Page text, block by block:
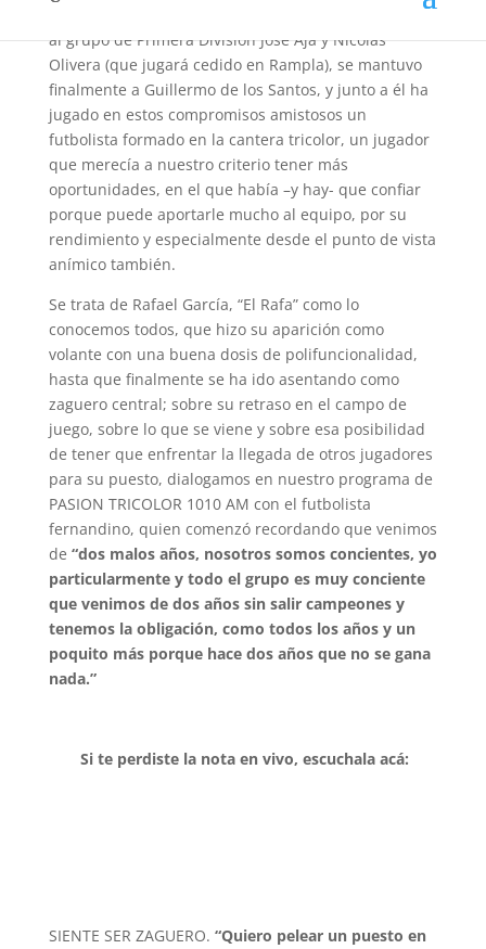
al grupo de Primera División José Aja y Nicolás
Olivera (que jugará cedido en Rampla), se mantuvo
finalmente a Guillermo de los Santos, y junto a él ha
jugado en estos compromisos amistosos un
futbolista formado en la cantera tricolor, un jugador
que merecía a nuestro criterio tener más
oportunidades, en el que había –y hay- que confiar
porque puede aportarle mucho al equipo, por su
rendimiento y especialmente desde el punto de vista
anímico también.
Se trata de Rafael García, “El Rafa” como lo
conocemos todos, que hizo su aparición como
volante con una buena dosis de polifuncionalidad,
hasta que finalmente se ha ido asentando como
zaguero central; sobre su retraso en el campo de
juego, sobre lo que se viene y sobre esa posibilidad
de tener que enfrentar la llegada de otros jugadores
para su puesto, dialogamos en nuestro programa de
PASION TRICOLOR 1010 AM con el futbolista
fernandino, quien comenzó recordando que venimos
de “dos malos años, nosotros somos concientes, yo
particularmente y todo el grupo es muy conciente
que venimos de dos años sin salir campeones y
tenemos la obligación, como todos los años y un
poquito más porque hace dos años que no se gana
nada.”
Si te perdiste la nota en vivo, escuchala acá:
SIENTE SER ZAGUERO. “Quiero pelear un puesto en